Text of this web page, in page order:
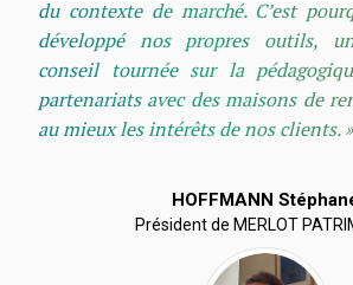
du contexte de marché. C’est
développé nos propres outils,
conseil tournée sur la
partenariats avec des maisons de
au mieux les intérêts de nos clients. »
HOFFMANN
Président de MERLOT